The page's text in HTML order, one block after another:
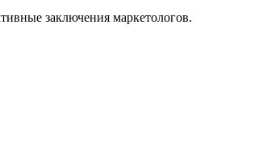
заключения маркетологов.